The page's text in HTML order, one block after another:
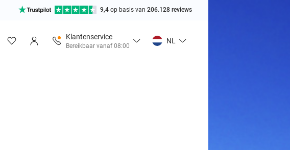
9,4 op basis van 206.128 reviews
Klantenservice
Bereikbaar vanaf 08:00
NL